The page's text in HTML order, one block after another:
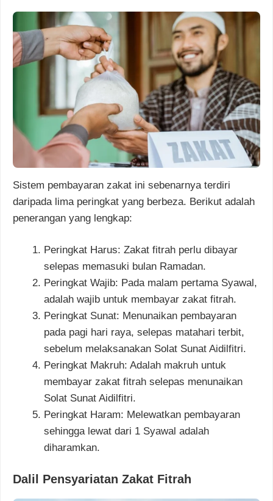
Sistem pembayaran zakat ini sebenarnya terdiri
daripada lima peringkat yang berbeza. Berikut adalah
penerangan yang lengkap:
Peringkat Harus: Zakat fitrah perlu dibayar
selepas memasuki bulan Ramadan.
Peringkat Wajib: Pada malam pertama Syawal,
adalah wajib untuk membayar zakat fitrah.
Peringkat Sunat: Menunaikan pembayaran
pada pagi hari raya, selepas matahari terbit,
sebelum melaksanakan Solat Sunat Aidilfitri.
Peringkat Makruh: Adalah makruh untuk
membayar zakat fitrah selepas menunaikan
Solat Sunat Aidilfitri.
Peringkat Haram: Melewatkan pembayaran
sehingga lewat dari 1 Syawal adalah
diharamkan.
Dalil Pensyariatan Zakat Fitrah